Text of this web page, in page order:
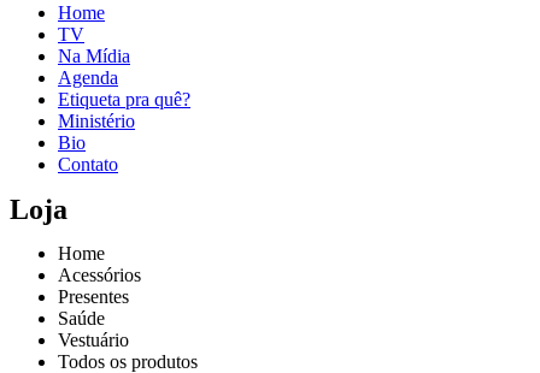
Home
TV
Na Mídia
Agenda
Etiqueta pra quê?
Ministério
Bio
Contato
Loja
Home
Acessórios
Presentes
Saúde
Vestuário
Todos os produtos